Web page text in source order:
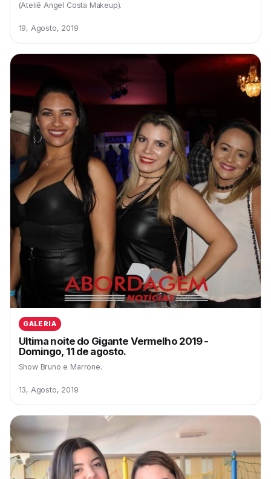
(Ateliê Angel Costa Makeup).
19, Agosto, 2019
GALERIA
Ultima noite do Gigante Vermelho 2019 -
Domingo, 11 de agosto.
Show Bruno e Marrone.
13, Agosto, 2019